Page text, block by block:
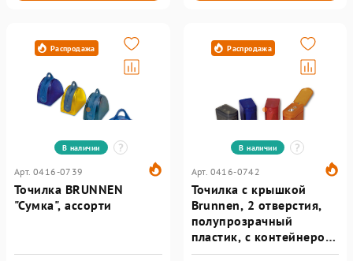
Распродажа
В наличии
Арт. 0416-0739
Точилка BRUNNEN
"Сумка", ассорти
Распродажа
В наличии
Арт. 0416-0742
Точилка с крышкой
Brunnen, 2 отверстия,
полупрозрачный
пластик, с контейнером,
ассорти